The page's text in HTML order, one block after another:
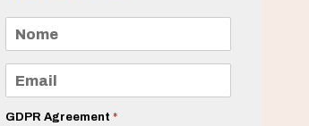
m
e
a
iGDPR Agreement *